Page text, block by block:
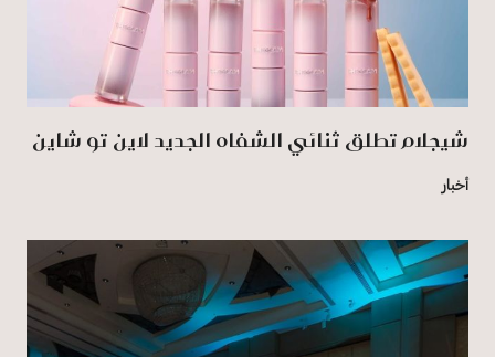
شيجلام تطلق ثنائي الشفاه الجديد لاين تو شاين
أخبار